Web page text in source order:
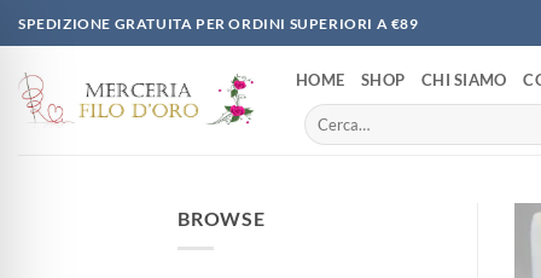
Salta
ai
contenuti
SPEDIZIONE GRATUITA PER ORDINI SUPERIORI A €89
HOME SHOP CHI SIAMO
Cerca:
BROWSE